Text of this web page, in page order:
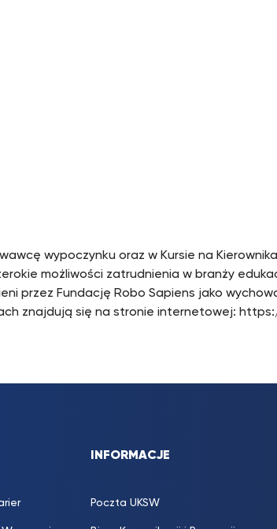
wypoczynku oraz w Kursie na
możliwości zatrudnienia w branży
przez Fundację Robo Sapiens jako
znajdują się na stronie internetowej:
INFORMACJE
Poczta UKSW